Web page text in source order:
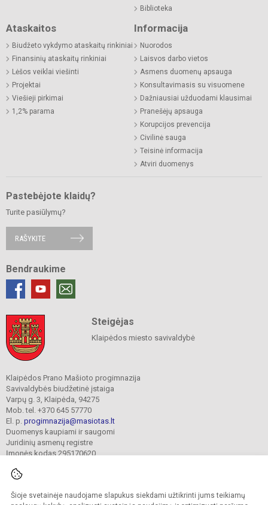
Šioje svetainėje naudojame slapukus siekdami užtikrinti jums teikiamų
Biblioteka
Ataskaitos
Biudžeto vykdymo ataskaitų rinkiniai
Finansinių ataskaitų rinkiniai
Lėšos veiklai viešinti
Projektai
Viešieji pirkimai
1,2% parama
Informacija
Nuorodos
Laisvos darbo vietos
Asmens duomenų apsauga
Konsultavimasis su visuomene
Dažniausiai užduodami klausimai
Pranešėjų apsauga
Korupcijos prevencija
Civilinė sauga
Teisinė informacija
Atviri duomenys
Pastebėjote klaidų?
Turite pasiūlymų?
RAŠYKITE
Bendraukime
Steigėjas
Klaipėdos miesto savivaldybė
Klaipėdos Prano Mašioto progimnazija
Savivaldybės biudžetinė įstaiga
Varpų g. 3, Klaipėda, 94275
Mob. tel. +370 645 57770
El. p. progimnazija@masiotas.lt
Duomenys kaupiami ir saugomi
Juridinių asmenų registre
Įmonės kodas 295170620
© 2022. Klaipėdos Prano Mašioto progimnazija. Visos teisės saugomos.